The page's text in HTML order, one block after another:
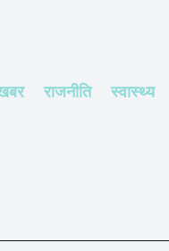
राजनीति स्वास्थ्य